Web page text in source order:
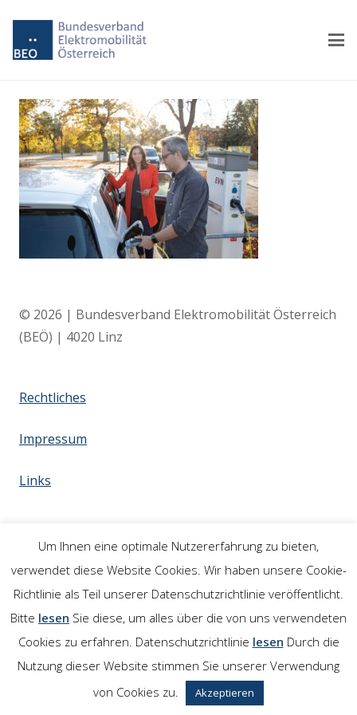
© 2026 | Bundesverband Elektromobilität Österreich
(BEÖ) | 4020 Linz
Rechtliches
Impressum
Links
Um Ihnen eine optimale Nutzererfahrung zu bieten,
verwendet diese Website Cookies. Wir haben unsere Cookie-
Richtlinie als Teil unserer Datenschutzrichtlinie veröffentlicht.
Bitte lesen Sie diese, um alles über die von uns verwendeten
Cookies zu erfahren. Datenschutzrichtlinie lesen Durch die
Nutzung dieser Website stimmen Sie unserer Verwendung
von Cookies zu.
Akzeptieren